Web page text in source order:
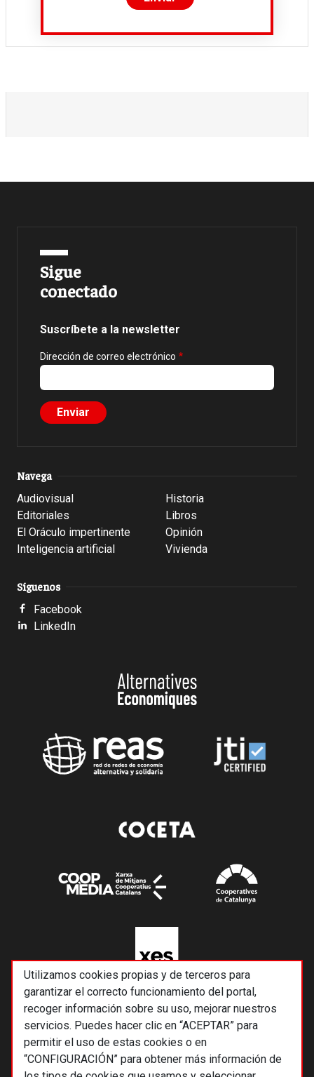
Utilizamos cookies propias y de terceros para
garantizar el correcto funcionamiento del portal,
recoger información sobre su uso, mejorar nuestros
servicios. Puedes hacer clic en “ACEPTAR” para
permitir el uso de estas cookies o en
“CONFIGURACIÓN” para obtener más información de
Sigue
conectado
Suscríbete a la newsletter
Dirección de correo electrónico
Navega
Audiovisual
Editoriales
El Oráculo impertinente
Inteligencia artificial
Historia
Libros
Opinión
Vivienda
Síguenos
Facebook
LinkedIn